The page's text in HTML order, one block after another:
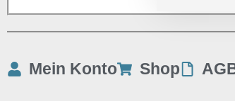
Mein Konto Shop